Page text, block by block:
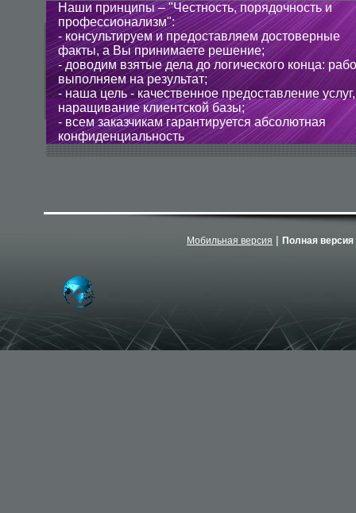
Наши принципы – "Честность, порядочность и
профессионализм":
- консультируем и предоставляем достоверные
факты, а Вы принимаете решение;
- доводим взятые дела до логического конца:
выполняем на результат;
- наша цель - качественное предоставление
наращивание клиентской базы;
- всем заказчикам гарантируется абсолютная
конфиденциальность
Мобильная версия | Полная версия